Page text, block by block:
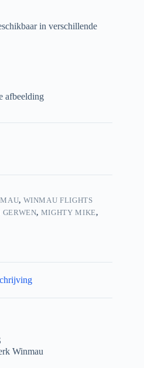
in verschillende
afbeelding
, WINMAU FLIGHTS
, MIGHTY MIKE,
Winmau